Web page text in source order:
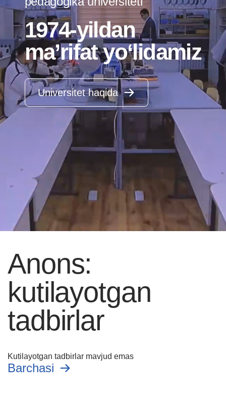
1974-yildan
ma’rifat yo‘lidamiz
Universitet haqida
Anons:
kutilayotgan
tadbirlar
Barchasi
Kutilayotgan tadbirlar mavjud emas